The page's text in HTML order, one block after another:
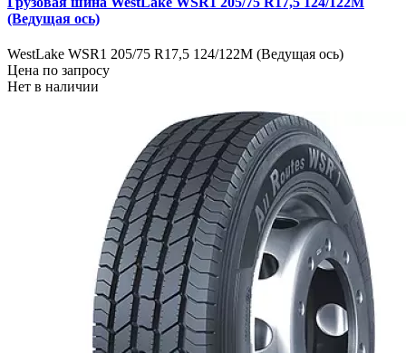
(Ведущая ось)
WestLake WSR1 205/75 R17,5 124/122M (Ведущая ось)
Цена по запросу
Нет в наличии